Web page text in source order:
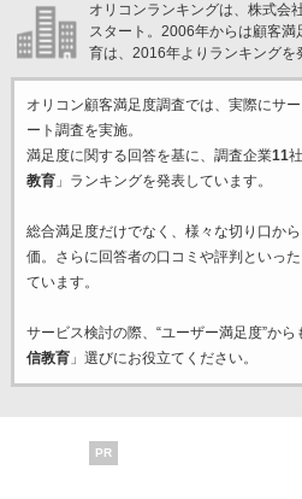
オリコンランキングは、株式会
スタート。2006年からは顧客
育は、2016年よりランキングを
オリコン顧客満足度調査では、実際にサ
ート調査を実施。
満足度に関する回答を基に、調査企業11
教育」ランキングを発表しています。
総合満足度だけでなく、様々な切り口から
価。さらに回答者の口コミや評判といっ
ています。
サービス検討の際、“ユーザー満足度”から
信教育」選びにお役立てください。
PR